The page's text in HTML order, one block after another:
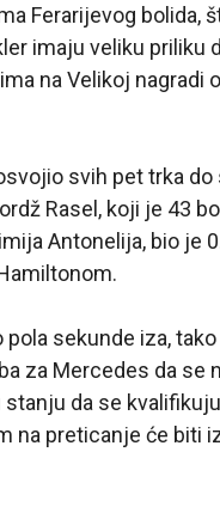
Ferarijevog bolida,
imaju veliku priliku
na Velikoj nagradi
svih pet trka do
Rasel, koji je 43
Antonelija, bio je
sekunde iza,
za Mercedes da se
stanju da se
na preticanje će biti